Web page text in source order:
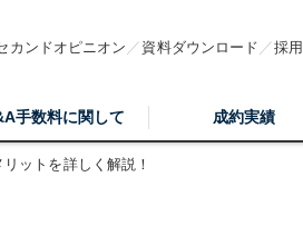
カンドオピニオン 資料ダウンロード 採
手数料に関して 成約実績
ットを詳しく解説！